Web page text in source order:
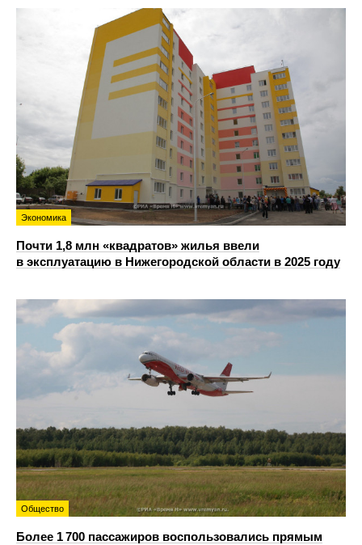
Экономика
Почти 1,8 млн «квадратов» жилья ввели
в эксплуатацию в Нижегородской области в 2025 году
Общество
Более 1 700 пассажиров воспользовались прямым